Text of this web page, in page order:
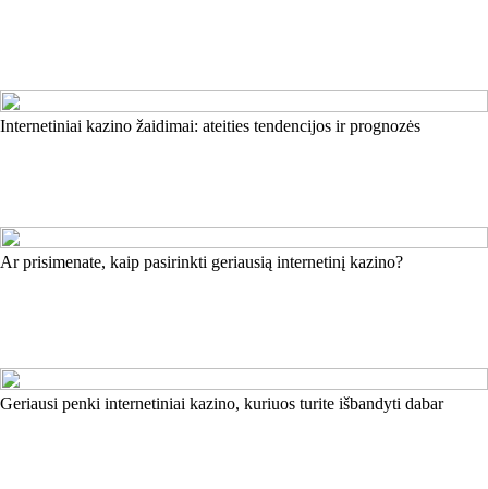
Internetiniai kazino žaidimai: ateities tendencijos ir prognozės
Ar prisimenate, kaip pasirinkti geriausią internetinį kazino?
Geriausi penki internetiniai kazino, kuriuos turite išbandyti dabar